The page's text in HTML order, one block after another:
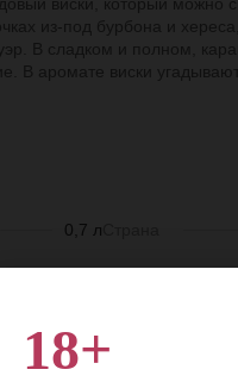
0,7 л
10 лет
18+